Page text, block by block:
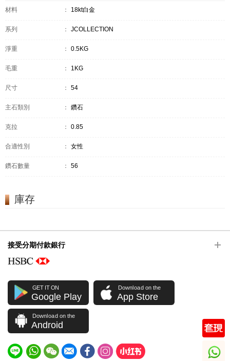
材料 ： 18kt白金
系列 ： JCOLLECTION
淨重 ： 0.5KG
毛重 ： 1KG
尺寸 ： 54
主石類別 ： 鑽石
克拉 ： 0.85
合適性別 ： 女性
鑽石數量 ： 56
庫存
接受分期付款銀行
GET IT ON
Google Play
Download on the
App Store
Download on the
Android